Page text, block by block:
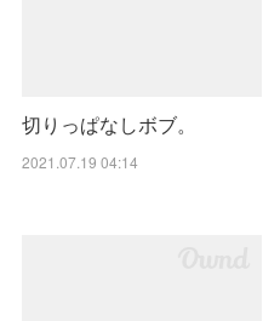
切りっぱなしボブ。
2021.07.19 04:14